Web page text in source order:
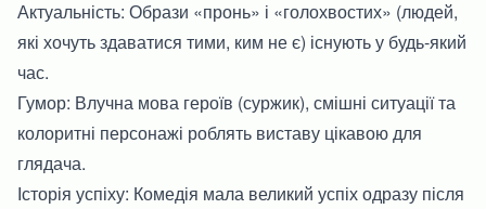
Актуальність: Образи «пронь» і «голохвостих» (людей,
які хочуть здаватися тими, ким не є) існують у будь-який
час.
Гумор: Влучна мова героїв (суржик), смішні ситуації та
колоритні персонажі роблять виставу цікавою для
глядача.
Історія успіху: Комедія мала великий успіх одразу після